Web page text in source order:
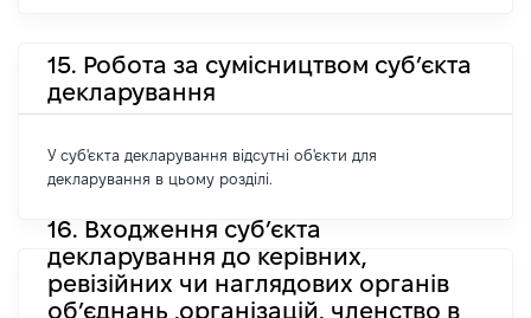
15. Робота за сумісництвом суб’єкта
декларування
У суб'єкта декларування відсутні об'єкти для
декларування в цьому розділі.
16. Входження суб’єкта
декларування до керівних,
ревізійних чи наглядових органів
об’єднань ,організацій, членство в